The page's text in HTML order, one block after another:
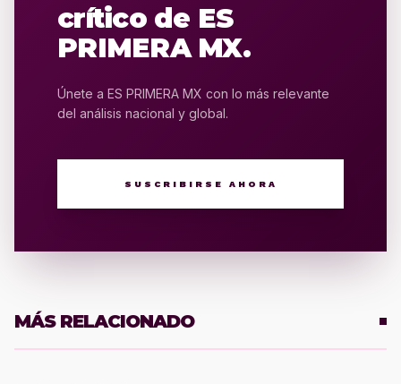
crítico de ES
PRIMERA MX.
Únete a ES PRIMERA MX con lo más relevante
del análisis nacional y global.
SUSCRIBIRSE AHORA
MÁS RELACIONADO